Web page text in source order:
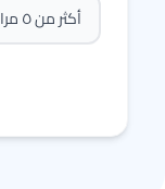
أكثر من ٥ مرات